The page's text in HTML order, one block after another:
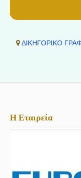
ΔΙΚΗΓΟΡΙΚΟ
Η Εταιρεία